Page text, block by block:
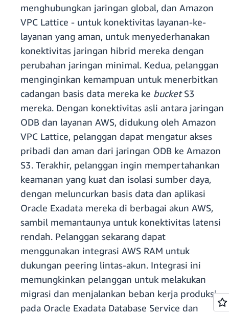
menghubungkan jaringan global, dan Amazon
VPC Lattice - untuk konektivitas layanan-ke-
layanan yang aman, untuk menyederhanakan
konektivitas jaringan hibrid mereka dengan
perubahan jaringan minimal. Kedua, pelanggan
menginginkan kemampuan untuk menerbitkan
cadangan basis data mereka ke bucketS3
mereka. Dengan konektivitas asli antara jaringan
ODB dan layanan AWS, didukung oleh Amazon
VPC Lattice, pelanggan dapat mengatur akses
pribadi dan aman dari jaringan ODB ke Amazon
S3. Terakhir, pelanggan ingin mempertahankan
keamanan yang kuat dan isolasi sumber daya,
dengan meluncurkan basis data dan aplikasi
Oracle Exadata mereka di berbagai akun AWS,
sambil memantaunya untuk konektivitas latensi
rendah. Pelanggan sekarang dapat
menggunakan integrasi AWS RAM untuk
dukungan peering lintas-akun. Integrasi ini
memungkinkan pelanggan untuk melakukan
migrasi dan menjalankan beban kerja produksi
pada Oracle Exadata Database Service dan